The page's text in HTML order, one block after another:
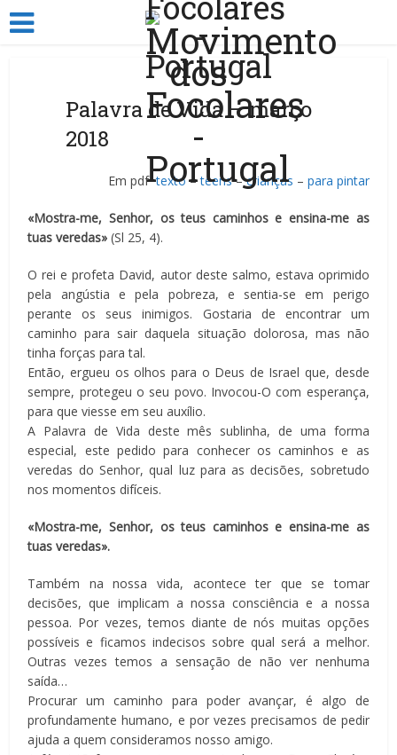
Palavra de Vida – março
2018
Em pdftexto–teens–crianças – para pintar
«Mostra-me, Senhor, os teus caminhos e ensina-me as
tuas veredas» (Sl 25, 4).
O rei e profeta David, autor deste salmo, estava oprimido
pela angústia e pela pobreza, e sentia-se em perigo
perante os seus inimigos. Gostaria de encontrar um
caminho para sair daquela situação dolorosa, mas não
tinha forças para tal.
Então, ergueu os olhos para o Deus de Israel que, desde
sempre, protegeu o seu povo. Invocou-O com esperança,
para que viesse em seu auxílio.
A Palavra de Vida deste mês sublinha, de uma forma
especial, este pedido para conhecer os caminhos e as
veredas do Senhor, qual luz para as decisões, sobretudo
nos momentos difíceis.
«Mostra-me, Senhor, os teus caminhos e ensina-me as
tuas veredas».
Também na nossa vida, acontece ter que se tomar
decisões, que implicam a nossa consciência e a nossa
pessoa. Por vezes, temos diante de nós muitas opções
possíveis e ficamos indecisos sobre qual será a melhor.
Outras vezes temos a sensação de não ver nenhuma
saída…
Procurar um caminho para poder avançar, é algo de
profundamente humano, e por vezes precisamos de pedir
ajuda a quem consideramos nosso amigo.